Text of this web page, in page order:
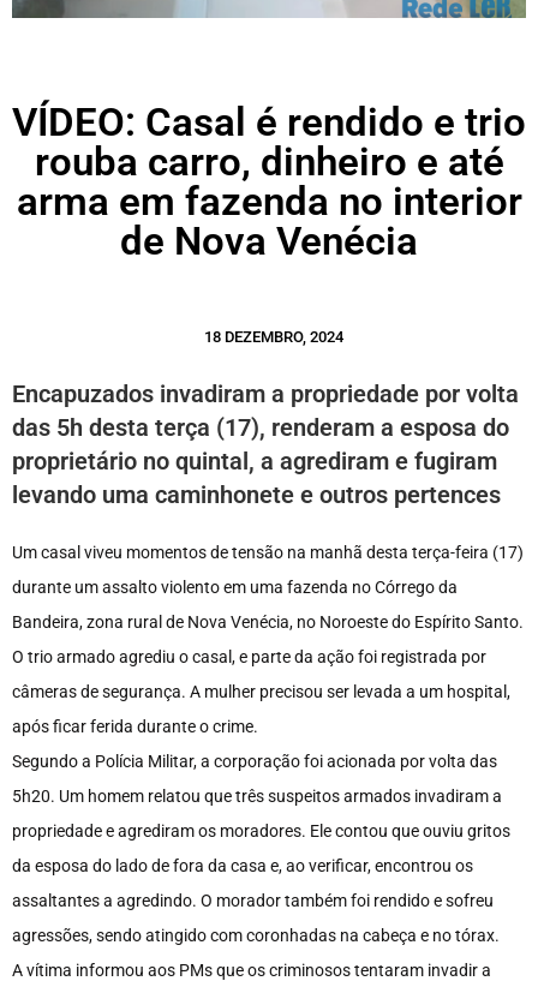
VÍDEO: Casal é rendido e trio
rouba carro, dinheiro e até
arma em fazenda no interior
de Nova Venécia
18 DEZEMBRO, 2024
Encapuzados invadiram a propriedade por volta
das 5h desta terça (17), renderam a esposa do
proprietário no quintal, a agrediram e fugiram
levando uma caminhonete e outros pertences
Um casal viveu momentos de tensão na manhã desta terça-feira (17)
durante um assalto violento em uma fazenda no Córrego da
Bandeira, zona rural de Nova Venécia, no Noroeste do Espírito Santo.
O trio armado agrediu o casal, e parte da ação foi registrada por
câmeras de segurança. A mulher precisou ser levada a um hospital,
após ficar ferida durante o crime.
Segundo a Polícia Militar, a corporação foi acionada por volta das
5h20. Um homem relatou que três suspeitos armados invadiram a
propriedade e agrediram os moradores. Ele contou que ouviu gritos
da esposa do lado de fora da casa e, ao verificar, encontrou os
assaltantes a agredindo. O morador também foi rendido e sofreu
agressões, sendo atingido com coronhadas na cabeça e no tórax.
A vítima informou aos PMs que os criminosos tentaram invadir a